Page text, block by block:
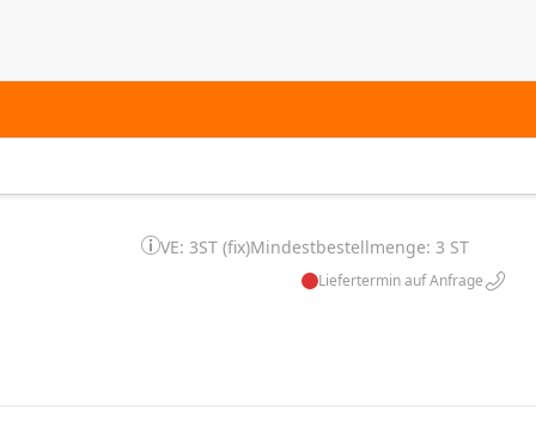
VE: 3ST (fix)Mindestbestellmenge: 3 ST
Liefertermin auf Anfrage